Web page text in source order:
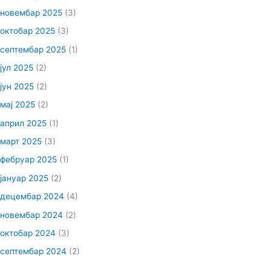
новембар 2025 (3)
октобар 2025 (3)
септембар 2025 (1)
јул 2025 (2)
јун 2025 (2)
мај 2025 (2)
април 2025 (1)
март 2025 (3)
фебруар 2025 (1)
јануар 2025 (2)
децембар 2024 (4)
новембар 2024 (2)
октобар 2024 (3)
септембар 2024 (2)